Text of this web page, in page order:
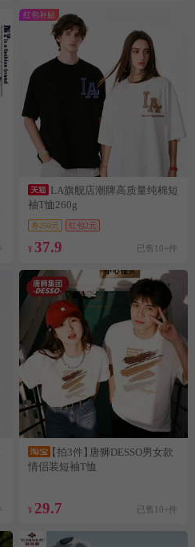
红包补贴
LA旗舰店潮牌高质量纯棉短
袖T恤260g
券250元 红包2元
¥ 37.9 已售10+件
【拍3件】唐狮DESSO男女款
情侣装短袖T恤
¥ 29.7 已售10+件